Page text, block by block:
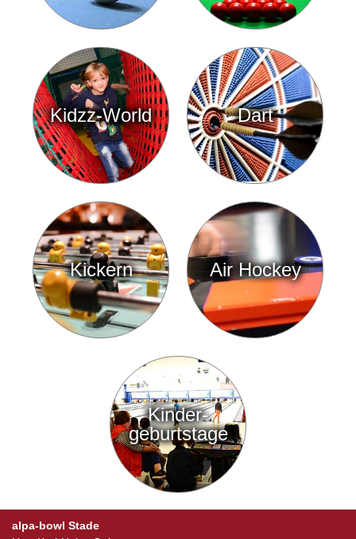
Kidzz-World Dart
Kickern Air Hockey
Kinder-
geburtstage
alpa-bowl Stade